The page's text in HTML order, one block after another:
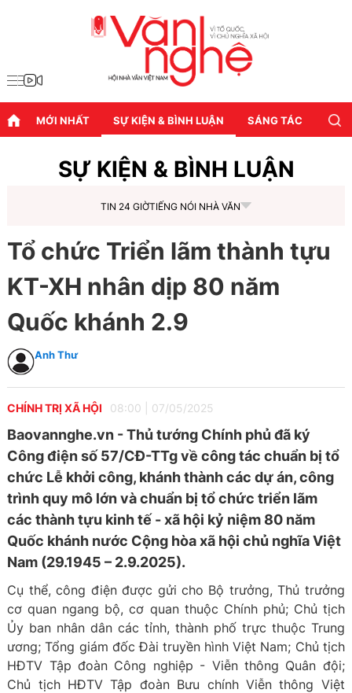
MỚI NHẤT SỰ KIỆN & BÌNH LUẬN SÁNG TÁC
SỰ KIỆN & BÌNH LUẬN
TIN 24 GIỜTIẾNG NÓI NHÀ VĂN
Tổ chức Triển lãm thành tựu
KT-XH nhân dịp 80 năm
Quốc khánh 2.9
Anh Thư
CHÍNH TRỊ XÃ HỘI 08:00 07/05/2025
Baovannghe.vn - Thủ tướng Chính phủ đã ký
Công điện số 57/CĐ-TTg về công tác chuẩn bị tổ
chức Lễ khởi công, khánh thành các dự án, công
trình quy mô lớn và chuẩn bị tổ chức triển lãm
các thành tựu kinh tế - xã hội kỷ niệm 80 năm
Quốc khánh nước Cộng hòa xã hội chủ nghĩa Việt
Nam (29.1945 – 2.9.2025).
Cụ thể, công điện được gửi cho Bộ trưởng, Thủ trưởng
cơ quan ngang bộ, cơ quan thuộc Chính phủ; Chủ tịch
Ủy ban nhân dân các tỉnh, thành phố trực thuộc Trung
ương; Tổng giám đốc Đài truyền hình Việt Nam; Chủ tịch
HĐTV Tập đoàn Công nghiệp - Viễn thông Quân đội;
Chủ tịch HĐTV Tập đoàn Bưu chính Viễn thông Việt